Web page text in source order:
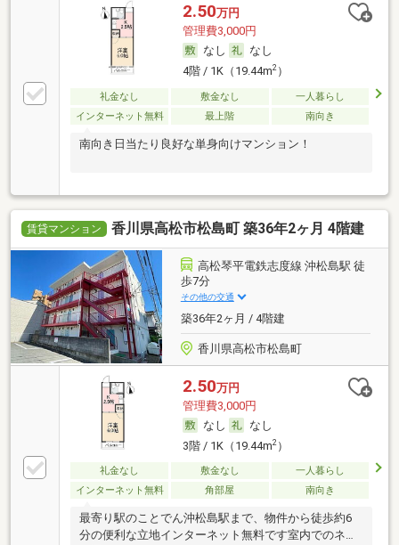
2.50万円
管理費3,000円
なし
なし
4階 / 1K（19.44m2）
礼金なし 敷金なし
一人暮らし
インターネット無料
最上階 南向き
南向き日当たり良好な単身向けマンション！
賃貸マンション 香川県高松市松島町 築36年2ヶ月 4階建
高松琴平電鉄志度線 沖松島駅 徒
歩7分
その他の交通
築36年2ヶ月 / 4階建
香川県高松市松島町
2.50万円
管理費3,000円
なし
なし
3階 / 1K（19.44m2）
礼金なし 敷金なし
一人暮らし
インターネット無料
角部屋 南向き
最寄り駅のことでん沖松島駅まで、物件から徒歩約6
分の便利な立地インターネット無料です室内でのネッ